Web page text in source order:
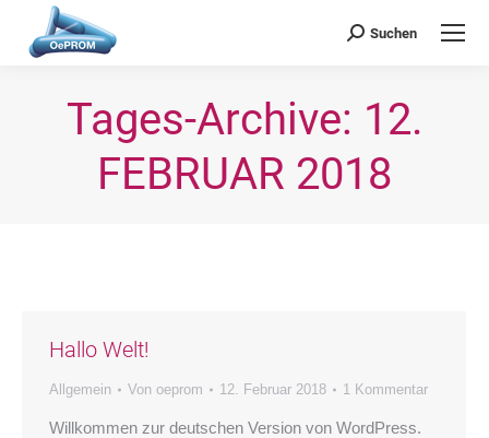
Search:
Suchen
OePROM
Österreichische Gesellschaft für Probiotische Medizin
Tages-Archive: 12.
FEBRUAR 2018
Hallo Welt!
Allgemein Von oeprom 12. Februar 2018 1 Kommentar
Willkommen zur deutschen Version von WordPress.